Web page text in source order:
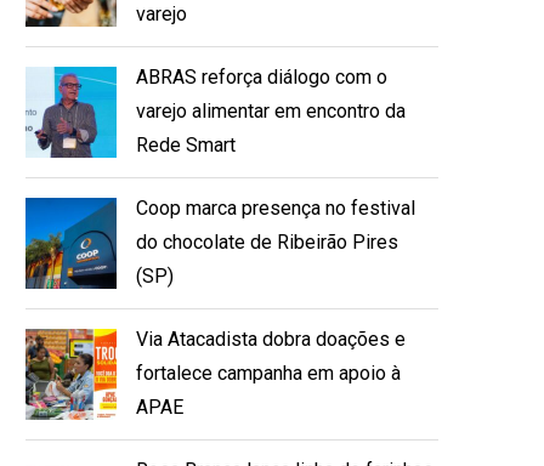
varejo
ABRAS reforça diálogo com o
varejo alimentar em encontro da
Rede Smart
Coop marca presença no festival
do chocolate de Ribeirão Pires
(SP)
Via Atacadista dobra doações e
fortalece campanha em apoio à
APAE